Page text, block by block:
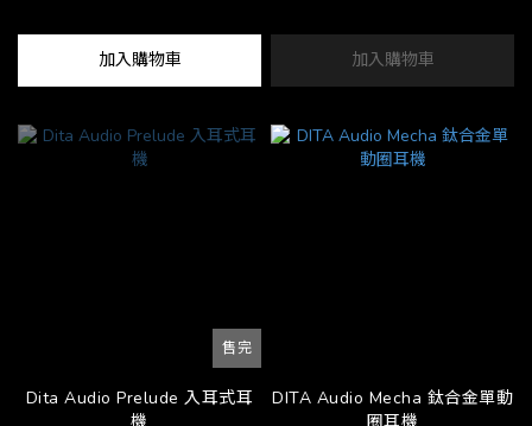
加入購物車 加入購物車
售完
Dita Audio Prelude 入耳式耳
DITA Audio Mecha 鈦合金單動